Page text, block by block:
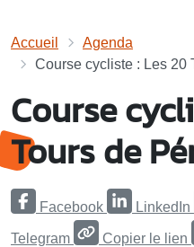
Accueil
Agenda
Course cycliste : Les 20
Course
Tours de
Facebook LinkedIn
Telegram Copier le lien